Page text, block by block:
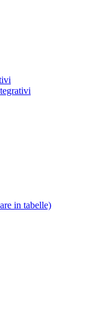
in tabelle)